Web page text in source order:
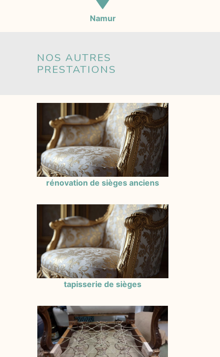
Namur
NOS AUTRES
PRESTATIONS
rénovation de sièges anciens
tapisserie de sièges